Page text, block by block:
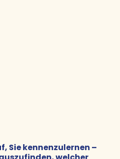
Sie kennenzulernen –